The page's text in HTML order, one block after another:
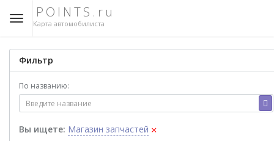
POINTS.ru
Карта автомобилиста
Фильтр
По названию:
Вы ищете: Магазин запчастей ×